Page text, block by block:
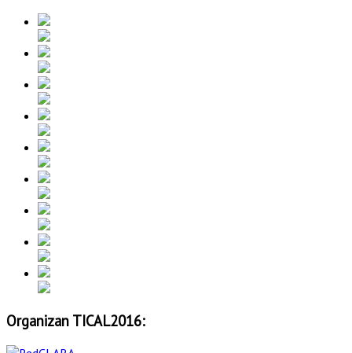
Organizan TICAL2016: